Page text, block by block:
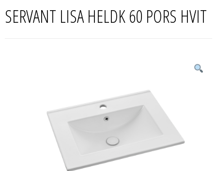
SERVANT LISA HELDK 60 PORS HVIT